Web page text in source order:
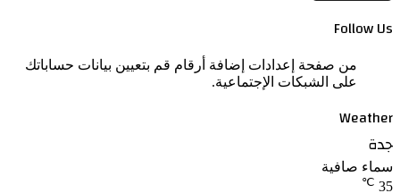
Follow Us
من صفحة إعدادات إضافة أرقام قم بتعيين بيانات حساباتك
على الشبكات الإجتماعية.
Weather
جدة
سماء صافية
35
℃